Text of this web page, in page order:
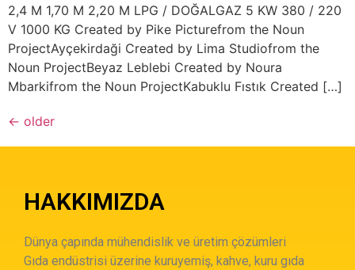
2,4 M 1,70 M 2,20 M LPG / DOĞALGAZ 5 KW 380 / 220
V 1000 KG Created by Pike Picturefrom the Noun
ProjectAyçekirdaği Created by Lima Studiofrom the
Noun ProjectBeyaz Leblebi Created by Noura
Mbarkifrom the Noun ProjectKabuklu Fıstık Created […]
← older
HAKKIMIZDA
Dünya çapında mühendislik ve üretim çözümleri
Gıda endüstrisi üzerine kuruyemiş, kahve, kuru gıda